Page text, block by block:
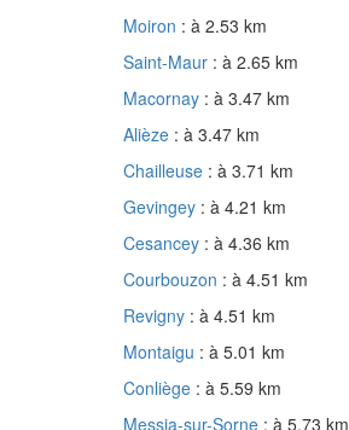
Moiron : à 2.53 km
Saint-Maur : à 2.65 km
Macornay : à 3.47 km
Alièze : à 3.47 km
Chailleuse : à 3.71 km
Gevingey : à 4.21 km
Cesancey : à 4.36 km
Courbouzon : à 4.51 km
Revigny : à 4.51 km
Montaigu : à 5.01 km
Conliège : à 5.59 km
Messia-sur-Sorne : à 5.73 km